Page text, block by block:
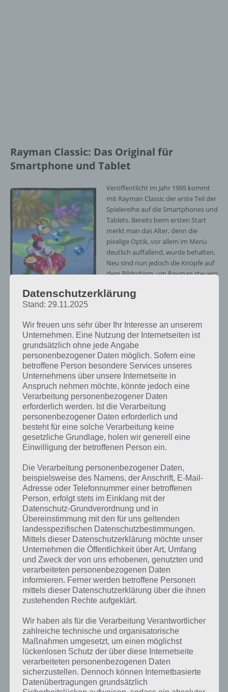
Rayman Classic: Das Original für
Smartphone und Tablet
Rayman Classic
Screenshot – (c)
Ubisoft
Veröffentlicht im Jahr 1995 kommt
mit Rayman Classic der erste Teil der
Spielereihe auf die Smartphones und
Tablets. Bereits beim ersten Start
merkt man das Alter, denn die
pixelige Optik, vor allem im Menü
deutlich auffallend, wurde behalten.
Neu sind nun jedoch die Knöpfe auf
dem Bildschirm, um Rayman steuern
sein Mobilgerät angeschlossen hat,
Unterschied: Rayman Classic ist
kostenlos verfügbar, beinhaltet jetzt
jedoch Werbung und einen In-App-
Kauf, um diesen zu entfernen. Der
Preis für das Entfernen der Werbung
ist mit 0,99 Euro fair, ansonsten kann
einen die Werbung stark nerven.
Da es sich um eine Portierung des Originals handelt, sind auch die
Welten identisch dem jahr 1995. So gibt es den Wald der Träume,
Land der Musik, die blauen Berge und viele weitere auch in Rayman
Classic.
Gewöhnungsbedürftige Steuerung
Ein wenig gewöhnungsbedürftig ist jedoch die Steuerung. Auch
wenn sich die Entwickler große Mühe gemacht haben das Spiel auch
auf mobilen Geräten spielbar zu machen, ist die Steuerung
bei Rayman Classic knifflig. Das merkt man vor allem beim Springen,
eine falsche Bewegung und man fällt in den Abgrund statt auf eine
andere Plattform. Auf Tablets ist es zwar einfacher aufgrund des
größeren Displays, trotzdem schwer alle Tasten richtig zu drücken.
Zum Spieleinstieg kann man jedoch aus drei Schwierigkeitsstufen
wählen. Bei Einfach hat man unbegrenzt Leben, muss sich also keine
Sorgen machen irgendwann im Spiel neu von vorne das Level zu
beginnen, wenn die Leben ausgehen. Im Hardcore-Modus dagegen
musst du Rayman Classic mit einem einzigen Leben meistern.
Zum Spiel selber: Du musst die verschiedenen Fertigkeiten von
Rayman erlernen, zu Beginn ist das lediglich der Sprung, später
musst du mit deinen Fäusten schlagen und fliegen. Ziel ist es die
Electoons zu befreien und auch die Bosse erfolgreich zu besiegen.
Datenschutzerklärung
Stand: 29.11.2025
Wir freuen uns sehr über Ihr Interesse an unserem
Unternehmen. Eine Nutzung der Internetseiten ist
grundsätzlich ohne jede Angabe
personenbezogener Daten möglich. Sofern eine
betroffene Person besondere Services unseres
Unternehmens über unsere Internetseite in
Anspruch nehmen möchte, könnte jedoch eine
Verarbeitung personenbezogener Daten
erforderlich werden. Ist die Verarbeitung
personenbezogener Daten erforderlich und
besteht für eine solche Verarbeitung keine
gesetzliche Grundlage, holen wir generell eine
Einwilligung der betroffenen Person ein.
Die Verarbeitung personenbezogener Daten,
beispielsweise des Namens, der Anschrift, E-Mail-
Adresse oder Telefonnummer einer betroffenen
Person, erfolgt stets im Einklang mit der
Datenschutz-Grundverordnung und in
Übereinstimmung mit den für uns geltenden
landesspezifischen Datenschutzbestimmungen.
Mittels dieser Datenschutzerklärung möchte unser
Unternehmen die Öffentlichkeit über Art, Umfang
und Zweck der von uns erhobenen, genutzten und
verarbeiteten personenbezogenen Daten
informieren. Ferner werden betroffene Personen
mittels dieser Datenschutzerklärung über die ihnen
zustehenden Rechte aufgeklärt.
Wir haben als für die Verarbeitung Verantwortlicher
zahlreiche technische und organisatorische
Maßnahmen umgesetzt, um einen möglichst
lückenlosen Schutz der über diese Internetseite
verarbeiteten personenbezogenen Daten
sicherzustellen. Dennoch können Internetbasierte
Datenübertragungen grundsätzlich